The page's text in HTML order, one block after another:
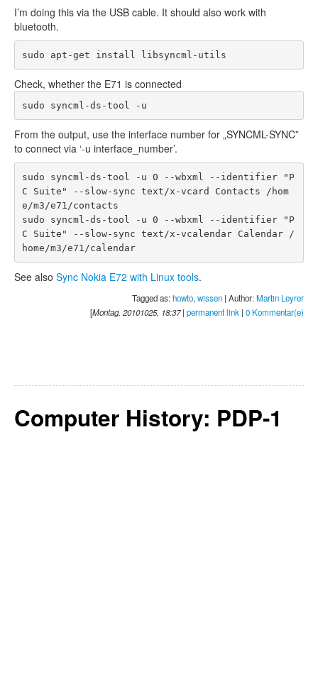
I’m doing this via the USB cable. It should also work with
bluetooth.
sudo apt-get install libsyncml-utils
Check, whether the E71 is connected
sudo syncml-ds-tool -u
From the output, use the interface number for „SYNCML-SYNC”
to connect via ‘-u interface_number’.
sudo syncml-ds-tool -u 0 --wbxml --identifier "P
C Suite" --slow-sync text/x-vcard Contacts /hom
e/m3/e71/contacts
sudo syncml-ds-tool -u 0 --wbxml --identifier "P
C Suite" --slow-sync text/x-vcalendar Calendar /
home/m3/e71/calendar
See also Sync Nokia E72 with Linux tools.
Tagged as:howto, wissen | Author:Martin Leyrer
[Montag, 20101025, 18:37| permanent link | 0 Kommentar(e)
Computer History: PDP-1